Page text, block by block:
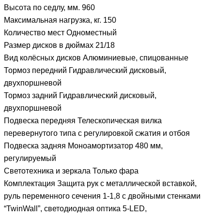
Высота по седлу, мм. 960
Максимальная нагрузка, кг. 150
Количество мест Одноместный
Размер дисков в дюймах 21/18
Вид колёсных дисков Алюминиевые, спицованные
Тормоз передний Гидравлический дисковый,
двухпоршневой
Тормоз задний Гидравлический дисковый,
двухпоршневой
Подвеска передняя Телескопическая вилка
перевернутого типа с регулировкой сжатия и отбоя
Подвеска задняя Моноамортизатор 480 мм,
регулируемый
Светотехника и зеркала Только фара
Комплектация Защита рук с металлической вставкой,
руль переменного сечения 1-1,8 с двойными стенками
“TwinWall”, светодиодная оптика 5-LED,